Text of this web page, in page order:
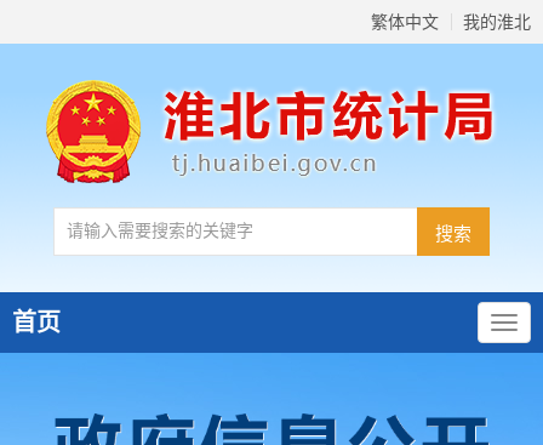
繁体中文 我的淮北
首页